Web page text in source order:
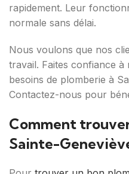
rapidement. Leur
normale sans délai.
Nous voulons que nos
travail. Faites confiance
besoins de plomberie à
Contactez-nous pour
Comment
Sainte-